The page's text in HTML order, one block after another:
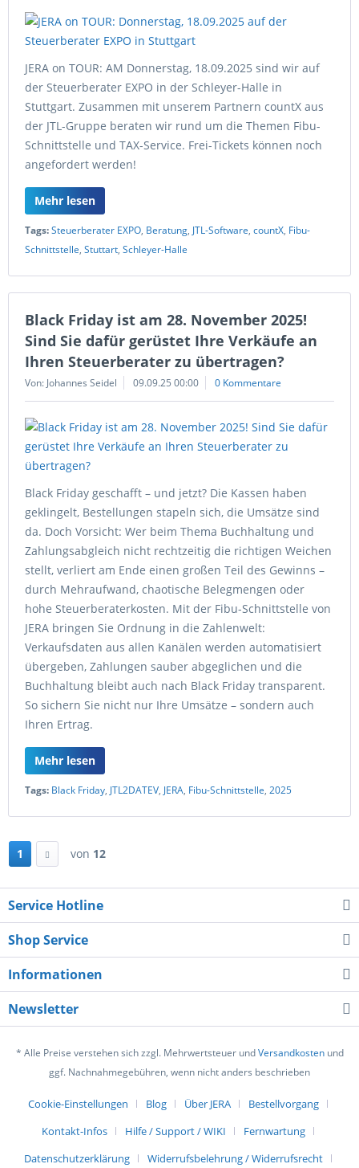
JERA on TOUR: AM Donnerstag, 18.09.2025 sind wir auf
der Steuerberater EXPO in der Schleyer-Halle in
Stuttgart. Zusammen mit unserem Partnern countX aus
der JTL-Gruppe beraten wir rund um die Themen Fibu-
Schnittstelle und TAX-Service. Frei-Tickets können noch
angefordert werden!
Mehr lesen
Tags:Steuerberater EXPO, Beratung, JTL-Software, countX, Fibu-
Schnittstelle, Stuttart, Schleyer-Halle
Black Friday ist am 28. November 2025!
Sind Sie dafür gerüstet Ihre Verkäufe an
Ihren Steuerberater zu übertragen?
Von: Johannes Seidel 09.09.25 00:00 0 Kommentare
Black Friday geschafft – und jetzt? Die Kassen haben
geklingelt, Bestellungen stapeln sich, die Umsätze sind
da. Doch Vorsicht: Wer beim Thema Buchhaltung und
Zahlungsabgleich nicht rechtzeitig die richtigen Weichen
stellt, verliert am Ende einen großen Teil des Gewinns –
durch Mehraufwand, chaotische Belegmengen oder
hohe Steuerberaterkosten. Mit der Fibu-Schnittstelle von
JERA bringen Sie Ordnung in die Zahlenwelt:
Verkaufsdaten aus allen Kanälen werden automatisiert
übergeben, Zahlungen sauber abgeglichen und die
Buchhaltung bleibt auch nach Black Friday transparent.
So sichern Sie nicht nur Ihre Umsätze – sondern auch
Ihren Ertrag.
Mehr lesen
Tags: Black Friday, JTL2DATEV, JERA, Fibu-Schnittstelle, 2025
1 von 12
Service Hotline
Shop Service
Informationen
Newsletter
* Alle Preise verstehen sich zzgl. Mehrwertsteuer undVersandkostenund
ggf. Nachnahmegebühren, wenn nicht anders beschrieben
Cookie-Einstellungen Blog Über JERA
Bestellvorgang
Kontakt-Infos
Hilfe / Support / WIKI
Fernwartung
Datenschutzerklärung
Widerrufsbelehrung / Widerrufsrecht